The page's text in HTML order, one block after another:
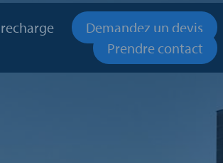
Demandez un devis
Prendre contact